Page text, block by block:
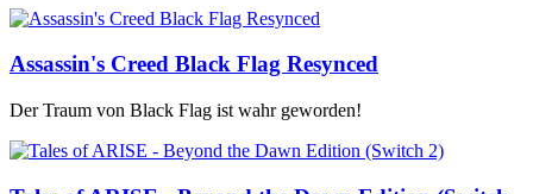
Assassin's Creed Black Flag Resynced
Der Traum von Black Flag ist wahr geworden!